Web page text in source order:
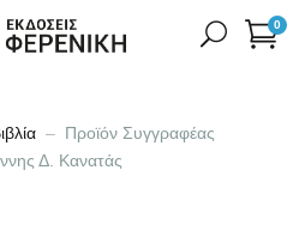
0
Προϊόν Συγγραφέας
Δ. Κανατάς